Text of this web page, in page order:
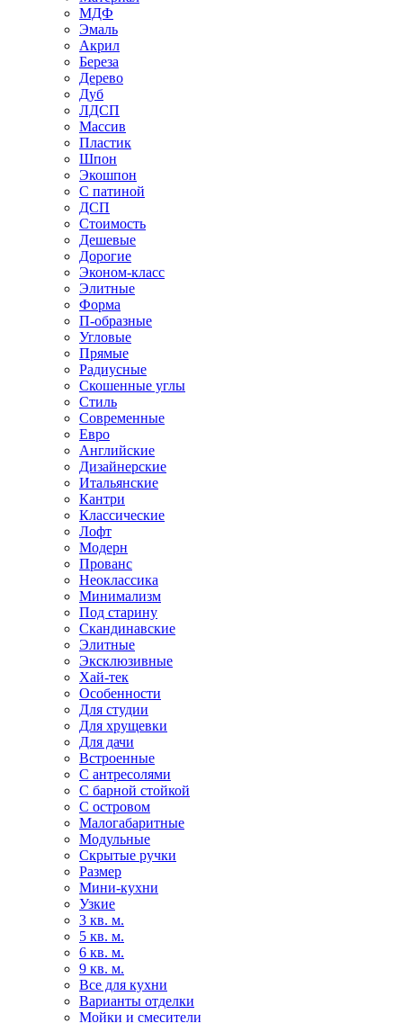
МДФ
Эмаль
Акрил
Береза
Дерево
Дуб
ЛДСП
Массив
Пластик
Шпон
Экошпон
С патиной
ДСП
Стоимость
Дешевые
Дорогие
Эконом-класс
Элитные
Форма
П-образные
Угловые
Прямые
Радиусные
Скошенные углы
Стиль
Современные
Евро
Английские
Дизайнерские
Итальянские
Кантри
Классические
Лофт
Модерн
Прованс
Неоклассика
Минимализм
Под старину
Скандинавские
Элитные
Эксклюзивные
Хай-тек
Особенности
Для студии
Для хрущевки
Для дачи
Встроенные
С антресолями
С барной стойкой
С островом
Малогабаритные
Модульные
Скрытые ручки
Размер
Мини-кухни
Узкие
3 кв. м.
5 кв. м.
6 кв. м.
9 кв. м.
Все для кухни
Варианты отделки
Мойки и смесители